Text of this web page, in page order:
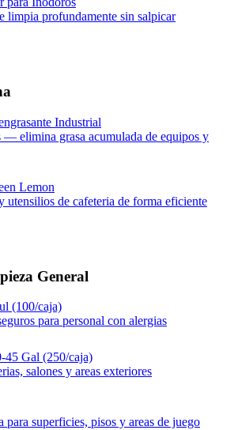
limpia profundamente sin salpicar
Industrial
— elimina grasa acumulada de equipos y
Lemon
utensilios de cafeteria de forma eficiente
General
(100/caja)
para personal con alergias
45 Gal (250/caja)
salones y areas exteriores
superficies, pisos y areas de juego